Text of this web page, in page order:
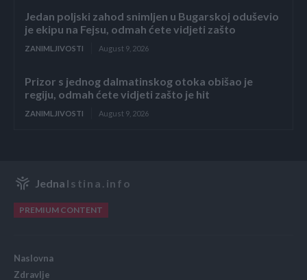
Jedan poljski zahod snimljen u Bugarskoj oduševio
je ekipu na Fejsu, odmah ćete vidjeti zašto
ZANIMLJIVOSTI August 9, 2026
Prizor s jednog dalmatinskog otoka obišao je
regiju, odmah ćete vidjeti zašto je hit
ZANIMLJIVOSTI August 9, 2026
Jedna Istina.info
PREMIUM CONTENT
Naslovna
Zdravlje